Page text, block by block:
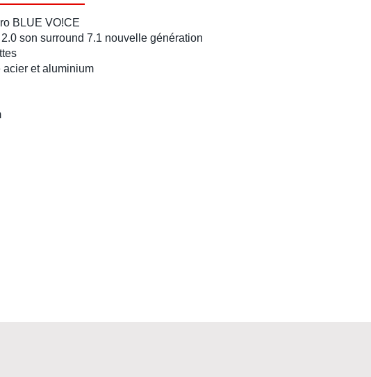
BLUE VO!CE
son surround 7.1 nouvelle génération
et aluminium